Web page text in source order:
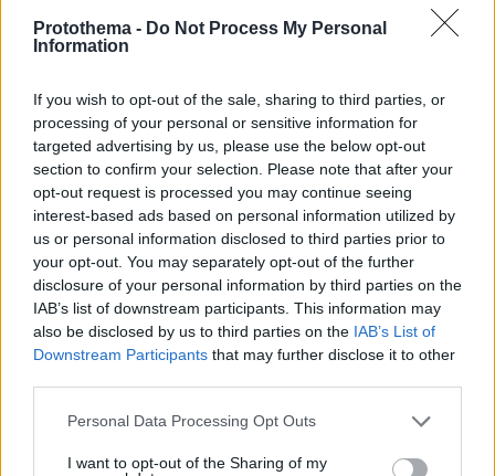
Protothema - Do Not Process My Personal
Information
If you wish to opt-out of the sale, sharing to third parties, or
processing of your personal or sensitive information for
targeted advertising by us, please use the below opt-out
section to confirm your selection. Please note that after your
opt-out request is processed you may continue seeing
interest-based ads based on personal information utilized by
us or personal information disclosed to third parties prior to
your opt-out. You may separately opt-out of the further
disclosure of your personal information by third parties on the
IAB’s list of downstream participants. This information may
also be disclosed by us to third parties on the IAB’s List of
Downstream Participants that may further disclose it to other
Please note that this website/app uses one or more Google
not limited to your visit or usage behaviour. You may click to
Personal Data Processing Opt Outs
I want to opt-out of the Sharing of my
ΠΡΟΣΘΗΚΗ ΣΧΟΛΙΟΥ
EMAIL
ΣΧΌΛΙΟ *